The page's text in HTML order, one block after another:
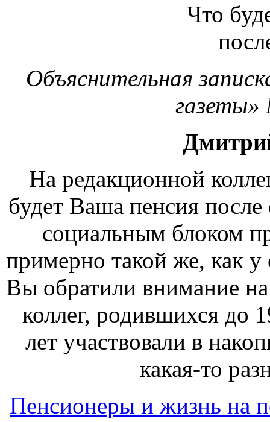
Объяснительная
На редакционной
будет Ваша пенсия
социальным блоком
примерно такой же, как у
Вы обратили внимание
коллег, родившихся до
лет участвовали в
какая-то
Пенсионеры и жизнь на